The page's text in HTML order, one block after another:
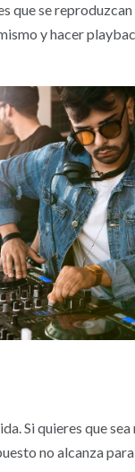
que se
y hacer
Si quieres que
no alcanza